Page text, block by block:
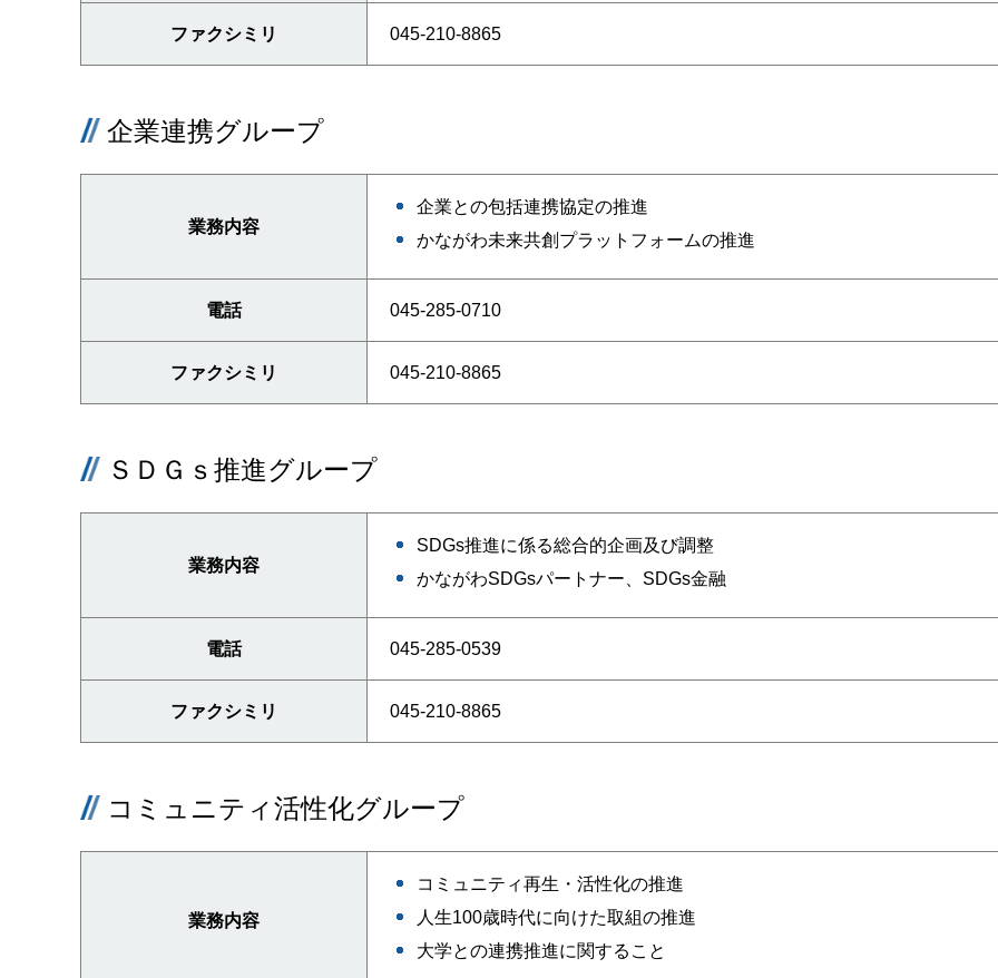
ファクシミリ 045-210-8865
企業連携グループ
業務内容
企業との包括連携協定の推進
かながわ未来共創プラットフォームの推進
電話 045-285-0710
ファクシミリ 045-210-8865
ＳＤＧｓ推進グループ
業務内容
SDGs推進に係る総合的企画及び調整
かながわSDGsパートナー、SDGs金融
電話 045-285-0539
ファクシミリ 045-210-8865
コミュニティ活性化グループ
業務内容
コミュニティ再生・活性化の推進
人生100歳時代に向けた取組の推進
大学との連携推進に関すること